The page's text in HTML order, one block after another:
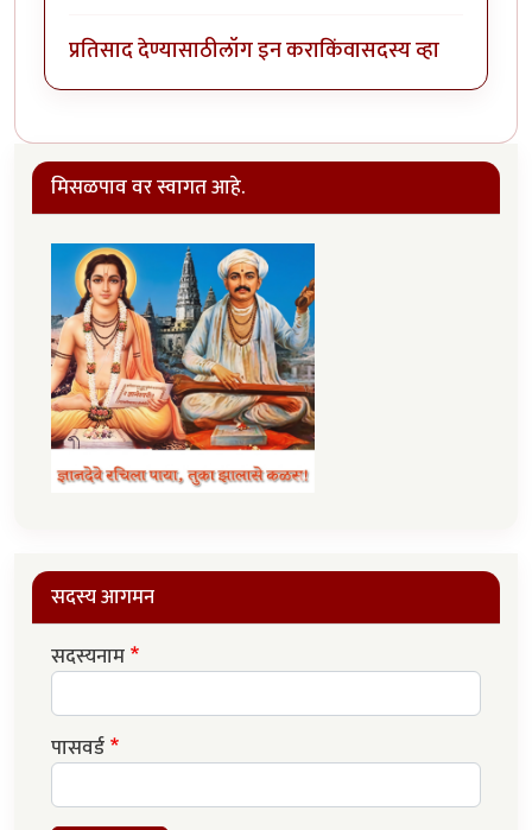
प्रतिसाद देण्यासाठीलॉग इन कराकिंवासदस्य व्हा
मिसळपाव वर स्वागत आहे.
सदस्य आगमन
सदस्यनाम
पासवर्ड